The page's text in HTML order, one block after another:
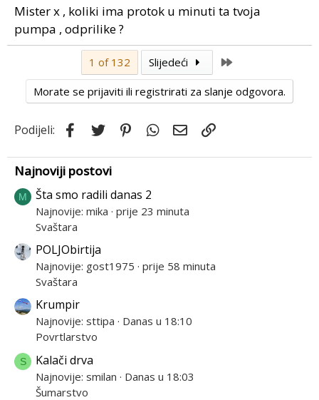
Mister x , koliki ima protok u minuti ta tvoja
pumpa , odprilike ?
1 of 132 Slijedeći
Morate se prijaviti ili registrirati za slanje odgovora.
Podijeli: Facebook
Twitter PinterestWhatsApp
Email
Najnoviji postovi
M Šta smo radili danas 2
Najnovije: mika prije 23 minuta
Svaštara
POLJObirtija
Najnovije: gost1975 prije 58 minuta
Svaštara
Krumpir
Najnovije: sttipa
Danas u 18:10
Povrtlarstvo
S Kalači drva
Najnovije: smilan
Danas u 18:03
Šumarstvo